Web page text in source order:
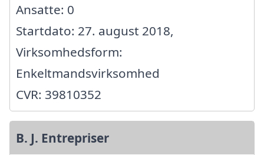
Ansatte: 0
Startdato: 27. august 2018,
Virksomhedsform:
Enkeltmandsvirksomhed
CVR: 39810352
B. J. Entrepriser